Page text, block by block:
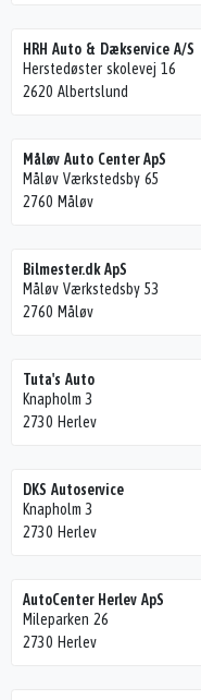
HRH Auto & Dækservice A/S
Herstedøster skolevej 16
2620 Albertslund
Måløv Auto Center ApS
Måløv Værkstedsby 65
2760 Måløv
Bilmester.dk ApS
Måløv Værkstedsby 53
2760 Måløv
Tuta's Auto
Knapholm 3
2730 Herlev
DKS Autoservice
Knapholm 3
2730 Herlev
AutoCenter Herlev ApS
Mileparken 26
2730 Herlev